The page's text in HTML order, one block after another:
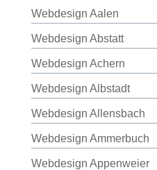
Webdesign Aalen
Webdesign Abstatt
Webdesign Achern
Webdesign Albstadt
Webdesign Allensbach
Webdesign Ammerbuch
Webdesign Appenweier